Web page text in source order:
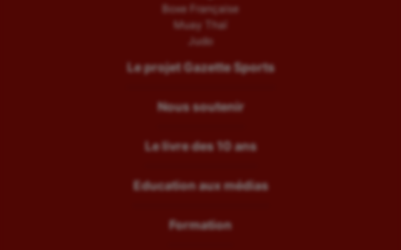
Boxe Française
Muay Thaï
Judo
Le projet Gazette Sports
Nous soutenir
Le livre des 10 ans
Education aux médias
Formation